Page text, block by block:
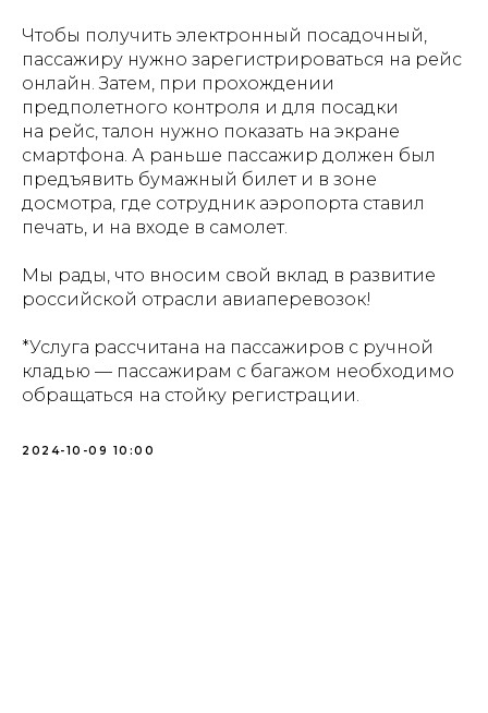
Чтобы получить электронный посадочный,
пассажиру нужно зарегистрироваться на рейс
онлайн. Затем, при прохождении
предполетного контроля и для посадки
на рейс, талон нужно показать на экране
смартфона. А раньше пассажир должен был
предъявить бумажный билет и в зоне
досмотра, где сотрудник аэропорта ставил
печать, и на входе в самолет.
Мы рады, что вносим свой вклад в развитие
российской отрасли авиаперевозок!
*Услуга рассчитана на пассажиров с ручной
кладью — пассажирам с багажом необходимо
обращаться на стойку регистрации.
2024-10-09 10:00